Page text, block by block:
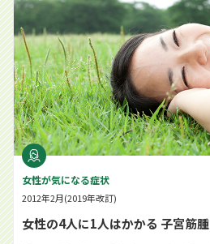
女性が気になる症状
2012年2月(2019年改訂)
女性の4人に1人はかかる 子宮筋腫